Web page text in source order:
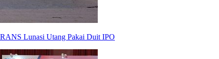
RANS Lunasi Utang Pakai Duit IPO